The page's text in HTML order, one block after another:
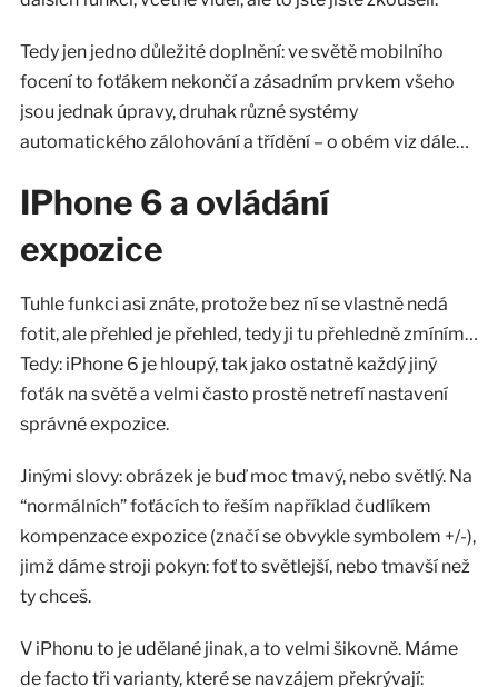
Tedy jen jedno důležité doplnění: ve světě mobilního
focení to foťákem nekončí a zásadním prvkem všeho
jsou jednak úpravy, druhak různé systémy
automatického zálohování a třídění – o obém viz dále…
IPhone 6 a ovládání
expozice
Tuhle funkci asi znáte, protože bez ní se vlastně nedá
fotit, ale přehled je přehled, tedy ji tu přehledně zmíním…
Tedy: iPhone 6 je hloupý, tak jako ostatně každý jiný
foťák na světě a velmi často prostě netrefí nastavení
správné expozice.
Jinými slovy: obrázek je buď moc tmavý, nebo světlý. Na
“normálních” foťácích to řeším například čudlíkem
kompenzace expozice (značí se obvykle symbolem +/-),
jimž dáme stroji pokyn: foť to světlejší, nebo tmavší než
ty chceš.
V iPhonu to je udělané jinak, a to velmi šikovně. Máme
de facto tři varianty, které se navzájem překrývají: